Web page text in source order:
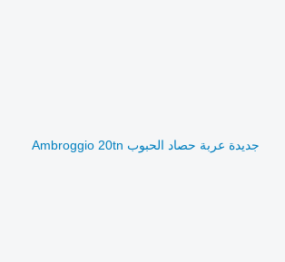
جديدة عربة حصاد الحبوب Ambroggio 20tn